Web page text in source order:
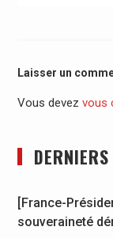
Laisser un
Vous devez vous
[France-
souveraineté